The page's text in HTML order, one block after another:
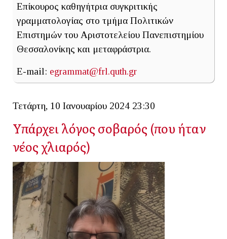
Επίκουρoς καθηγήτρια συγκριτικής
γραμματολογίας στο τμήμα Πολιτικών
Επιστημών του Αριστοτελείου Πανεπιστημίου
Θεσσαλονίκης και μεταφράστρια.
E-mail: egrammat@frl.quth.gr
Τετάρτη, 10 Ιανουαρίου 2024 23:30
Υπάρχει λόγος σοβαρός (που ήταν
νέος χλιαρός)